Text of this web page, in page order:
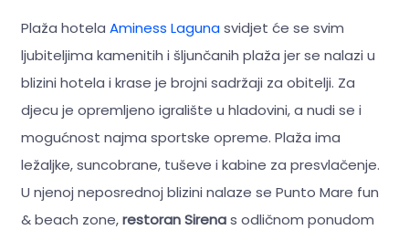
Plaža hotela Aminess Lagunasvidjet će se svim
ljubiteljima kamenitih i šljunčanih plaža jer se nalazi u
blizini hotela i krase je brojni sadržaji za obitelji. Za
djecu je opremljeno igralište u hladovini, a nudi se i
mogućnost najma sportske opreme. Plaža ima
ležaljke, suncobrane, tuševe i kabine za presvlačenje.
U njenoj neposrednoj blizini nalaze se Punto Mare fun
& beach zone,restoran Sirenas odličnom ponudom